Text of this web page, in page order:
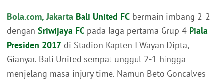
Bola.com, Jakarta Bali United FC bermain imbang 2-2
dengan Sriwijaya FC pada laga pertama Grup 4 Piala
Presiden 2017 di Stadion Kapten I Wayan Dipta,
Gianyar. Bali United sempat unggul 2-1 hingga
menjelang masa injury time. Namun Beto Goncalves